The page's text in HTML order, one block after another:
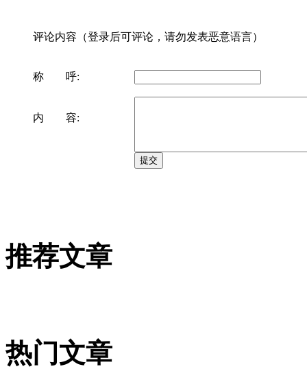
评论内容（登录后可评论，请勿发表恶意语言）
称 呼:
内 容:
推荐文章
热门文章